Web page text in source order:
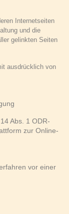
Internetseiten
und die
gelinkten Seiten
ausdrücklich von
Abs. 1 ODR-
zur Online-
vor einer